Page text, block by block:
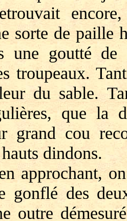
sorte de paille
une goutté
troupeaux.
du sable.
que la
grand cou
dindons.
on
gonflé des
outre